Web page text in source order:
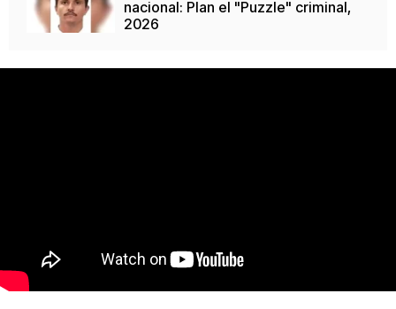
nacional: Plan el "Puzzle" criminal,
2026